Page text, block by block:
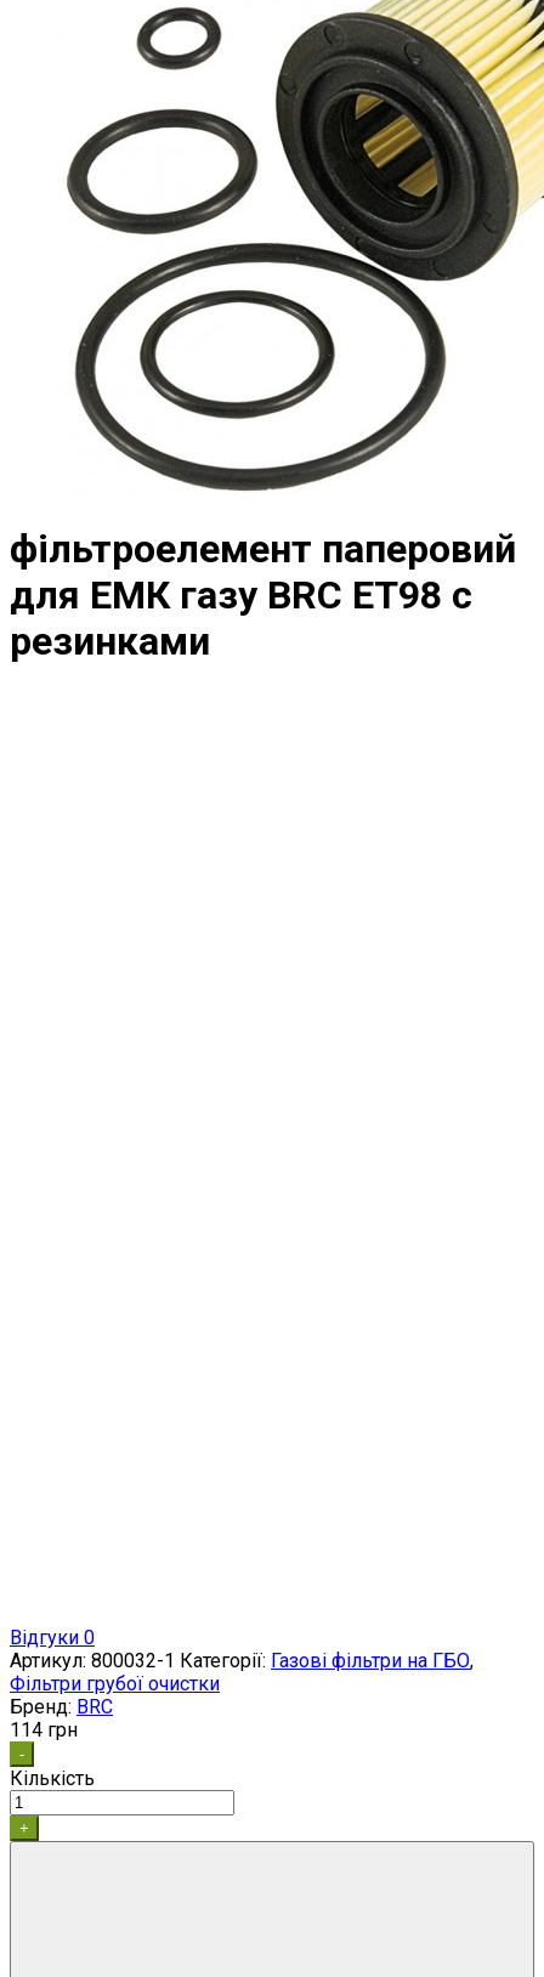
фільтроелемент паперовий
для ЕМК газу BRC ET98 c
резинками
Відгуки 0
Артикул: 800032-1 Категорії: Газові фільтри на ГБО,
Фільтри грубої очистки
Бренд: BRC
114 грн
-
Кількість
+